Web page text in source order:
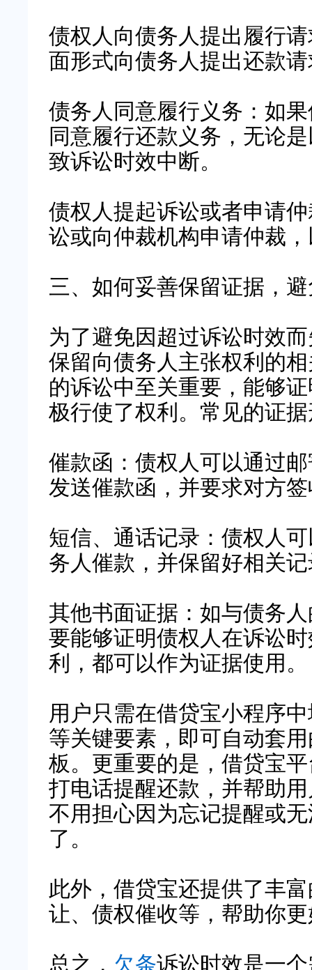
债权人向债务人提出履行
面形式向债务人提出还款
债务人同意履行义务：如
同意履行还款义务，无论
致诉讼时效中断。
债权人提起诉讼或者申请
讼或向仲裁机构申请仲裁
三、如何妥善保留证据，
为了避免因超过诉讼时效
保留向债务人主张权利的
的诉讼中至关重要，能够
极行使了权利。常见的证
催款函：债权人可以通过
发送催款函，并要求对方
短信、通话记录：债权人
务人催款，并保留好相关
其他书面证据：如与债务
要能够证明债权人在诉讼
利，都可以作为证据使用。
用户只需在借贷宝小程序
等关键要素，即可自动套
板。更重要的是，借贷宝
打电话提醒还款，并帮助
不用担心因为忘记提醒或
了。
此外，借贷宝还提供了丰
让、债权催收等，帮助你
总之， 欠条诉讼时效是一